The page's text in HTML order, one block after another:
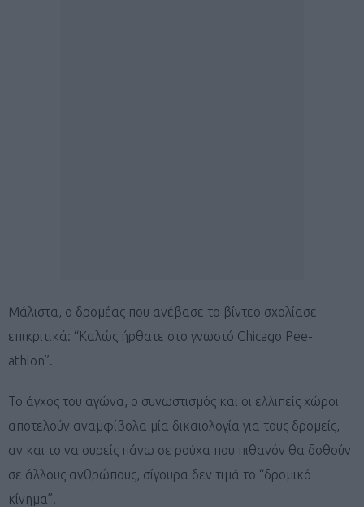
Μάλιστα, ο δρομέας που ανέβασε το βίντεο σχολίασε
επικριτικά: “Καλώς ήρθατε στο γνωστό Chicago Pee-
athlon”.
Το άγχος του αγώνα, ο συνωστισμός και οι ελλιπείς χώροι
αποτελούν αναμφίβολα μία δικαιολογία για τους δρομείς,
αν και το να ουρείς πάνω σε ρούχα που πιθανόν θα δοθούν
σε άλλους ανθρώπους, σίγουρα δεν τιμά το “δρομικό
κίνημα”.